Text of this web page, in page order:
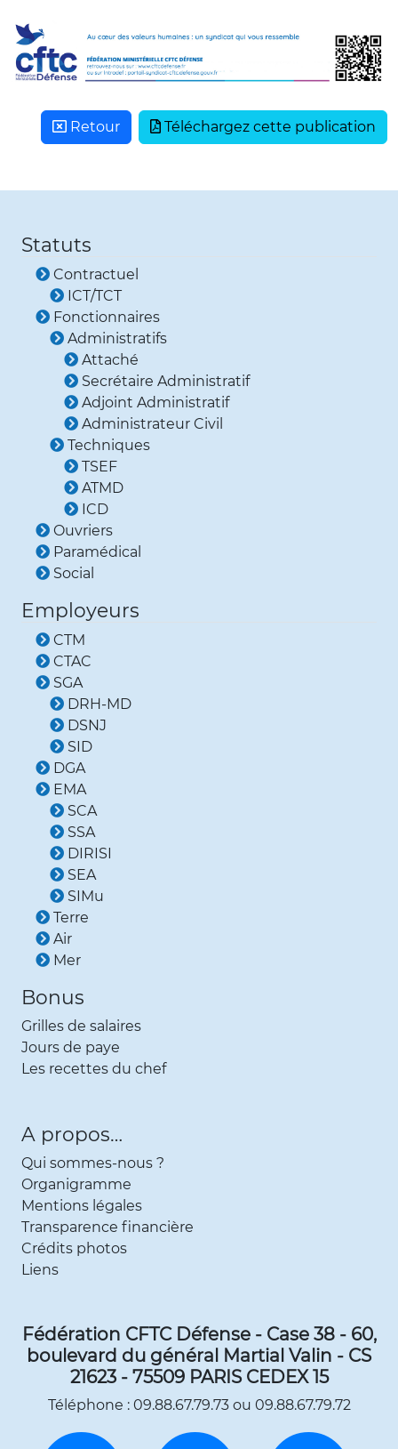
Téléchargez cette publication
Retour
Statuts
Contractuel
ICT/TCT
Fonctionnaires
Administratifs
Attaché
Secrétaire Administratif
Adjoint Administratif
Administrateur Civil
Techniques
TSEF
ATMD
ICD
Ouvriers
Paramédical
Social
Employeurs
CTM
CTAC
SGA
DRH-MD
DSNJ
SID
DGA
EMA
SCA
SSA
DIRISI
SEA
SIMu
Terre
Air
Mer
Bonus
Grilles de salaires
Jours de paye
Les recettes du chef
A propos…
Qui sommes-nous ?
Organigramme
Mentions légales
Transparence financière
Crédits photos
Liens
Fédération CFTC Défense - Case 38 - 60,
boulevard du général Martial Valin - CS
21623 - 75509 PARIS CEDEX 15
Téléphone : 09.88.67.79.73 ou 09.88.67.79.72